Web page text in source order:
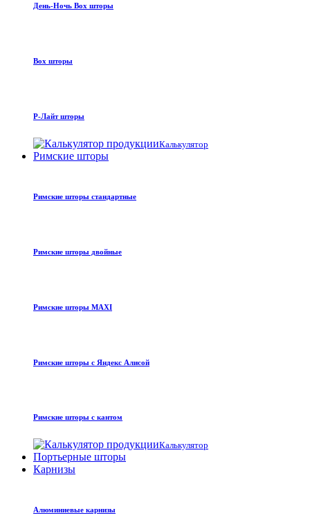
День-Ночь Box шторы
Box шторы
Р-Лайт шторы
Калькулятор
Римские шторы
Римские шторы стандартные
Римские шторы двойные
Римские шторы MAXI
Римские шторы с Яндекс Алисой
Римские шторы с кантом
Калькулятор
Портьерные шторы
Карнизы
Алюминиевые карнизы